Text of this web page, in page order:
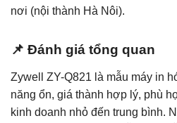
nơi (nội thành Hà Nôi).
📌 Đánh giá tổng quan
Zywell ZY-Q821 là mẫu máy in
năng ổn, giá thành hợp lý, phù
kinh doanh nhỏ đến trung bình.